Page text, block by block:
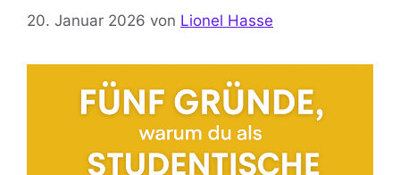
20. Januar 2026 von Lionel Hasse